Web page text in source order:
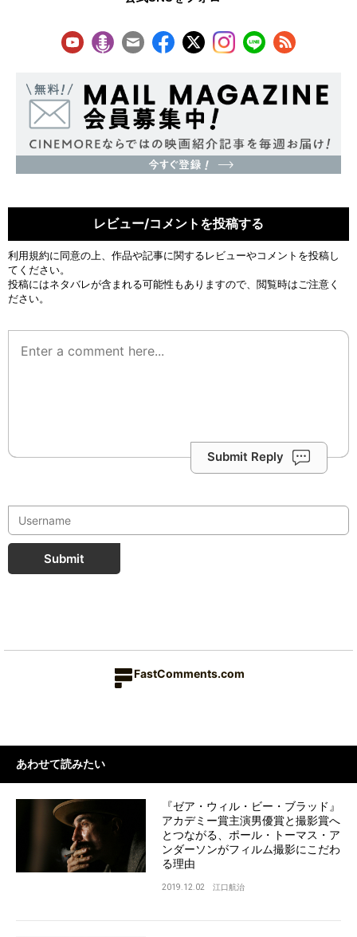
レビュー/コメントを投稿する
利用規約に同意の上、作品や記事に関するレビューやコメントを投稿し
てください。
投稿にはネタバレが含まれる可能性もありますので、閲覧時はご注意く
ださい。
Submit Reply
Submit
FastComments.com
あわせて読みたい
『ゼア・ウィル・ビー・ブラッド』
アカデミー賞主演男優賞と撮影賞へ
とつながる、ポール・トーマス・ア
ンダーソンがフィルム撮影にこだわ
る理由
2019.12.02 江口航治